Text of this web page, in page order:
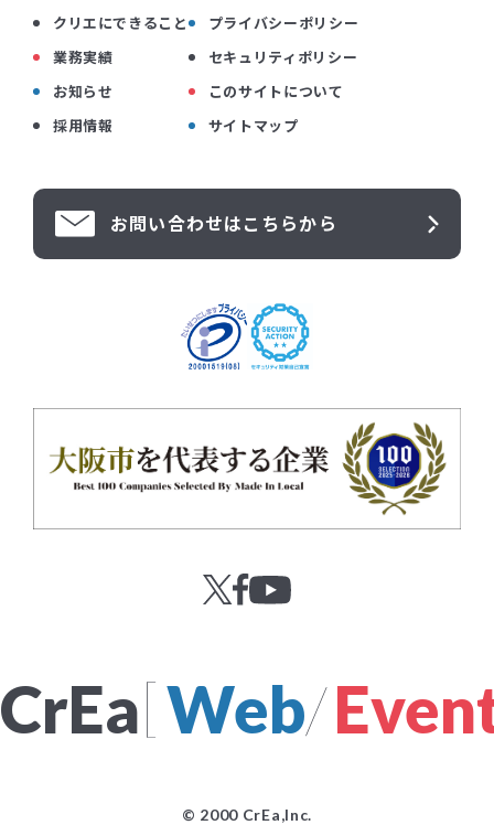
クリエにできること
業務実績
お知らせ
採用情報
プライバシーポリシー
セキュリティポリシー
このサイトについて
サイトマップ
お問い合わせはこちらから
CrEa[Web/
© 2000 CrEa,Inc.